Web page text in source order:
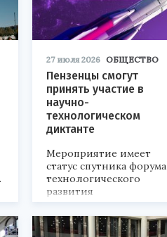
27 июля 2026 ОБЩЕСТВО
Пензенцы смогут
принять участие в
научно-
технологическом
диктанте
Мероприятие имеет
статус спутника форума
технологического
развития
«Технопром-2026».